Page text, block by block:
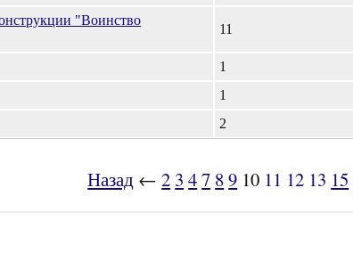
"Воинство
11
1
1
2
Назад ← 2 3 47 89 10 11 12 13 15